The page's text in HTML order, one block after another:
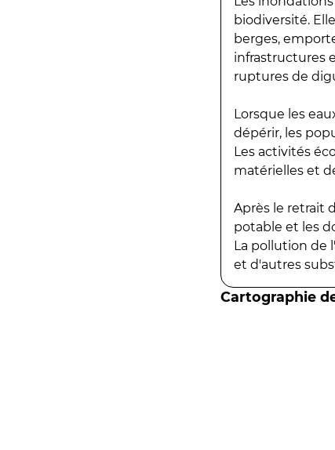
biodiversité.
berges,
infrastructures
ruptures de
Lorsque les
dépérir, les
Les activités
matérielles et
Après le retrait
potable et les
La pollution de
et d'autres
Cartographie